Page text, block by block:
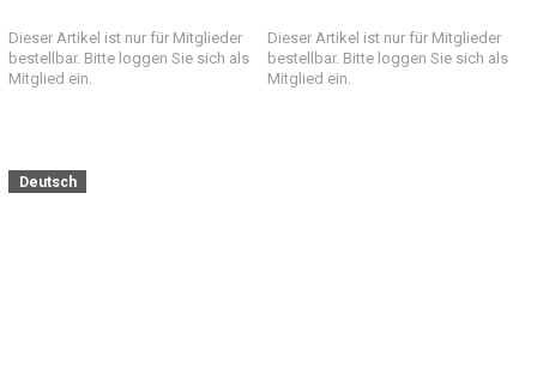
Dieser Artikel ist nur für Mitglieder
bestellbar. Bitte loggen Sie sich als
Mitglied ein.
Dieser Artikel ist nur für Mitglieder
bestellbar. Bitte loggen Sie sich als
Mitglied ein.
Deutsch